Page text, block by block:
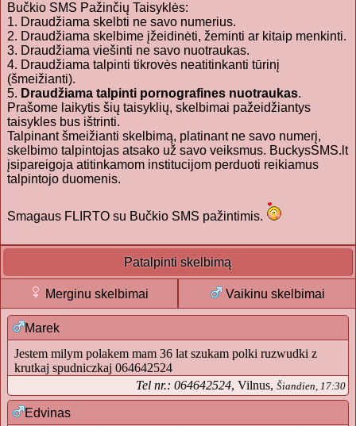
Bučkio SMS Pažinčių Taisyklės:
1. Draudžiama skelbti ne savo numerius.
2. Draudžiama skelbime įžeidinėti, žeminti ar kitaip menkinti.
3. Draudžiama viešinti ne savo nuotraukas.
4. Draudžiama talpinti tikrovės neatitinkanti tūrinį
(šmeižianti).
5. Draudžiama talpinti pornografines nuotraukas.
Prašome laikytis šių taisyklių, skelbimai pažeidžiantys
taisykles bus ištrinti.
Talpinant šmeižianti skelbimą, platinant ne savo numerį,
skelbimo talpintojas atsako už savo veiksmus. BuckysSMS.lt
įsipareigoja atitinkamom institucijom perduoti reikiamus
talpintojo duomenis.
Smagaus FLIRTO su Bučkio SMS pažintimis.
Patalpinti skelbimą
Merginu skelbimai Vaikinu skelbimai
Marek
Jestem milym polakem mam 36 lat szukam polki ruzwudki z
krutkaj spudniczkaj 064642524
Tel nr.: 064642524, Vilnus, Šiandien, 17:30
Edvinas